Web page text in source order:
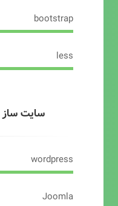
bootstrap
less
سایت ساز CMS
wordpress
Joomla